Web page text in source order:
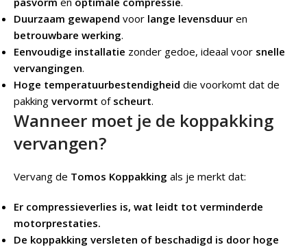
Duurzaam gewapend voor lange levensduur en
betrouwbare werking.
Eenvoudige installatie zonder gedoe, ideaal voor snelle
vervangingen.
Hoge temperatuurbestendigheid die voorkomt dat de
pakking vervormt of scheurt.
Wanneer moet je de koppakking
vervangen?
Vervang de Tomos Koppakking als je merkt dat:
Er compressieverlies is, wat leidt tot verminderde
motorprestaties.
De koppakking versleten of beschadigd is door hoge